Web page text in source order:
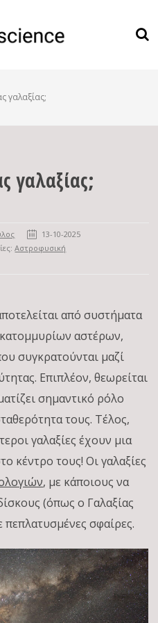
γαλαξίας;
γαλαξίας;
13-10-2025
Αστροφυσική
από συστήματα
αστέρων,
συγκρατούνται μαζί
Επιπλέον, θεωρείται
σημαντικό ρόλο
τους. Τέλος,
γαλαξίες έχουν μια
κέντρο τους! Οι γαλαξίες
, με κάποιους να
(όπως ο Γαλαξίας
πεπλατυσμένες σφαίρες.